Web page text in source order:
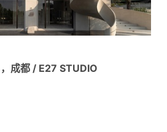
成都 / E27 STUDIO